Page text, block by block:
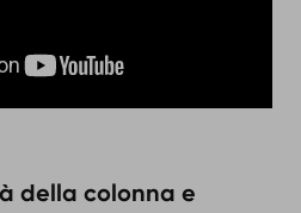
della colonna e